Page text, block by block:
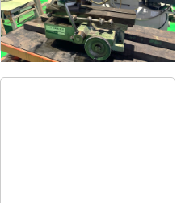
形 式YG-200F
年 式-